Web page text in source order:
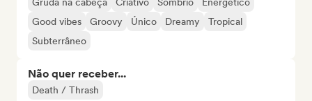
Good vibes
Groovy Único Dreamy
Tropical
Subterrâneo
Não quer receber...
Death / Thrash